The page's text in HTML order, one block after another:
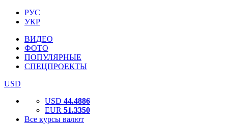
РУС
УКР
ВИДЕО
ФОТО
ПОПУЛЯРНЫЕ
СПЕЦПРОЕКТЫ
USD
USD 44.4886
EUR 51.3350
Все курсы валют